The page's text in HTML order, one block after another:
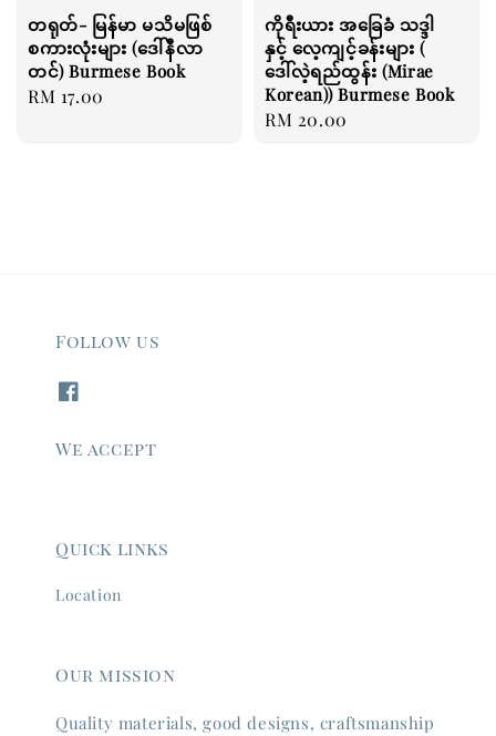
တရုတ်- မြန်မာ မသိမဖြစ်
စကားလုံးများ (ဒေါ်နီလာ
တင်) Burmese Book
Regular
RM 17.00
ကိုရီးယား အခြေခံ သဒ္ဒါ
နှင့် လေ့ကျင့်ခန်းများ (
ဒေါ်လဲ့ရည်ထွန်း (Mirae
Korean)) Burmese Book
Regular
RM 20.00
Follow us
We accept
Quick links
Location
Our mission
Quality materials, good designs, craftsmanship